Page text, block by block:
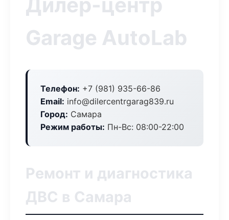
Garage AutoLab
Телефон: +7 (981) 935-66-86
Email: info@dilercentrgarag839.ru
Город: Самара
Режим работы: Пн-Вс: 08:00-22:00
Ремонт и диагностика
ДВС в Самара